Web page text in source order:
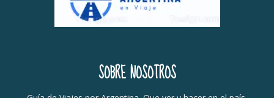
SOBRE NOSOTROS